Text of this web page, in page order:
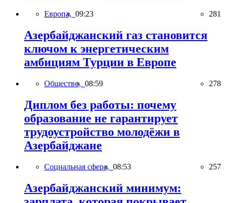
Европа, 09:23 281
Азербайджанский газ становится
ключом к энергетическим
амбициям Турции в Европе
Общество, 08:59 278
Диплом без работы: почему
образование не гарантирует
трудоустройство молодёжи в
Азербайджане
Социальная сфера, 08:53 257
Азербайджанский минимум: